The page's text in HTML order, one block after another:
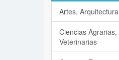
Artes,
Ciencias
Veterinarias